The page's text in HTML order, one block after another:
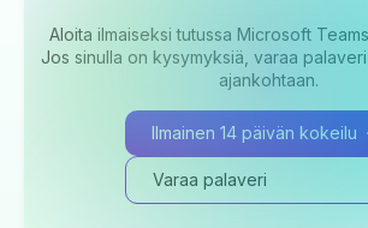
Aloita ilmaiseksi tutussa Microsoft
Jos sinulla on kysymyksiä, varaa
ajankohtaan.
Ilmainen 14 päivän kokeilu
Varaa palaveri